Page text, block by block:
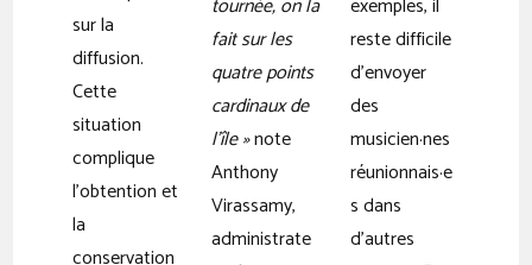
sur la
diffusion.
Cette
situation
complique
l’obtention et
la
conservation
tournée, on la
fait sur les
quatre points
cardinaux de
l’île »note
Anthony
Virassamy,
administrate
exemples, il
reste difficile
d’envoyer
des
musicien·nes
réunionnais·e
s dans
d’autres